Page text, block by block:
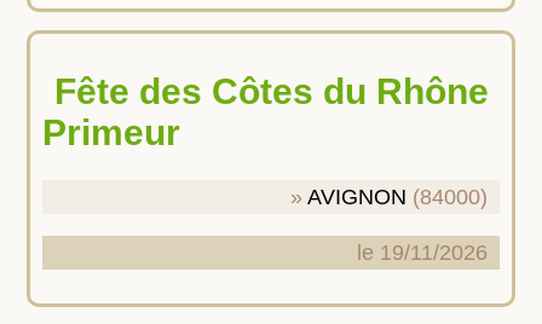
Fête des Côtes du Rhône
Primeur
AVIGNON (84000)
le 19/11/2026